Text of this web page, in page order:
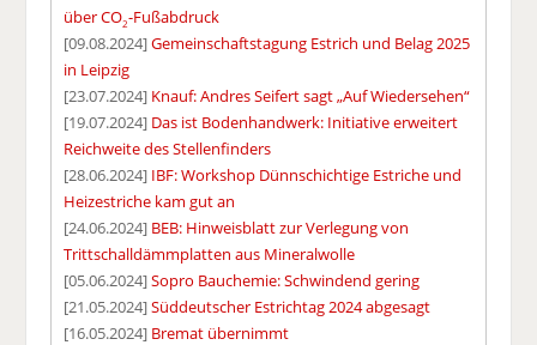
über CO2-Fußabdruck
[09.08.2024]Gemeinschaftstagung Estrich und Belag 2025
in Leipzig
[23.07.2024] Knauf: Andres Seifert sagt „Auf Wiedersehen“
[19.07.2024] Das ist Bodenhandwerk: Initiative erweitert
Reichweite des Stellenfinders
[28.06.2024] IBF: Workshop Dünnschichtige Estriche und
Heizestriche kam gut an
[24.06.2024] BEB: Hinweisblatt zur Verlegung von
Trittschalldämmplatten aus Mineralwolle
[05.06.2024]Sopro Bauchemie: Schwindend gering
[21.05.2024]Süddeutscher Estrichtag 2024 abgesagt
[16.05.2024] Bremat übernimmt